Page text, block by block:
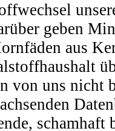
geben
aus
von uns nicht
schamhaft